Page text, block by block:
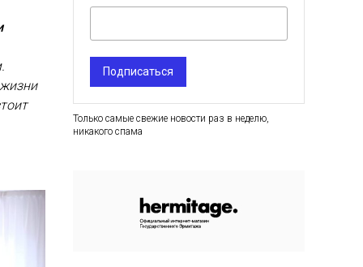
Подписаться
Только самые свежие новости раз в неделю,
никакого спама